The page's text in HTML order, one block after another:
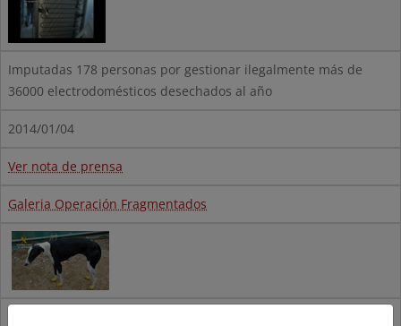
Imputadas 178 personas por gestionar ilegalmente más de
36000 electrodomésticos desechados al año
2014/01/04
Ver nota de prensa
Galeria Operación Fragmentados